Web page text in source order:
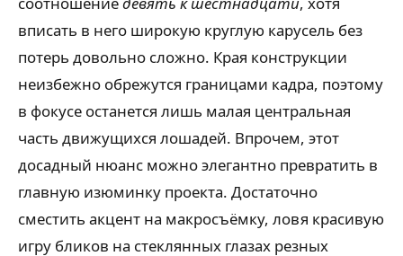
вписать в него широкую круглую карусель без
потерь довольно сложно. Края конструкции
неизбежно обрежутся границами кадра, поэтому
в фокусе останется лишь малая центральная
часть движущихся лошадей. Впрочем, этот
досадный нюанс можно элегантно превратить в
главную изюминку проекта. Достаточно
сместить акцент на макросъёмку, ловя красивую
игру бликов на стеклянных глазах резных